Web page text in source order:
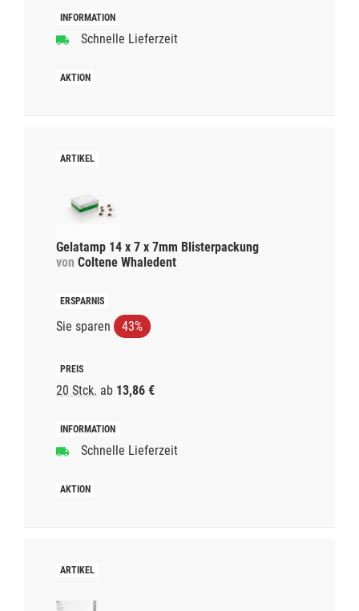
Schnelle Lieferzeit
Gelatamp 14 x 7 x 7mm Blisterpackung
von Coltene Whaledent
Sie sparen 43%
20 Stck. ab 13,86 €
Schnelle Lieferzeit